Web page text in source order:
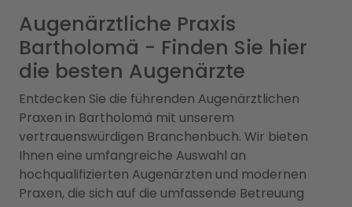
Augenärztliche Praxis
Bartholomä - Finden Sie hier
die besten Augenärzte
Entdecken Sie die führenden Augenärztlichen
Praxen in Bartholomä mit unserem
vertrauenswürdigen Branchenbuch. Wir bieten
Ihnen eine umfangreiche Auswahl an
hochqualifizierten Augenärzten und modernen
Praxen, die sich auf die umfassende Betreuung